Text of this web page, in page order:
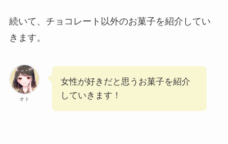
続いて、チョコレート以外のお菓子を紹介してい
きます。
オト
女性が好きだと思うお菓子を紹介
していきます！